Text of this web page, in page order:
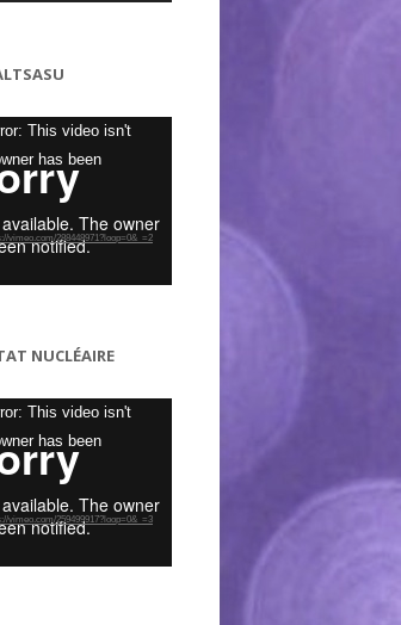
This video isn't
has been
vimeo.com/288448971?loop=0&_=2
NUCLÉAIRE
This video isn't
has been
vimeo.com/259499917?loop=0&_=3